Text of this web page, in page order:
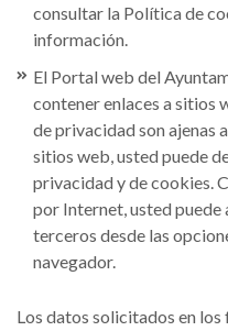
consultar la Política de
información.
El Portal web del
contener enlaces a sitios
de privacidad son ajenas
sitios web, usted puede
privacidad y de cookies.
por Internet, usted puede
terceros desde las
navegador.
Los datos solicitados en